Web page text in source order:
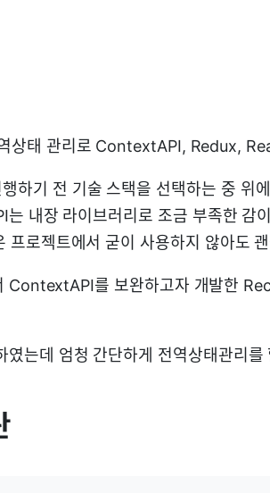
상태 관리로 ContextAPI, Redux,
하기 전 기술 스택을 선택하는 중 위
내장 라이브러리로 조금 부족한
로젝트에서 굳이 사용하지 않아도
를 보완하고자 개발한
는데 엄청 간단하게 전역상태관리를